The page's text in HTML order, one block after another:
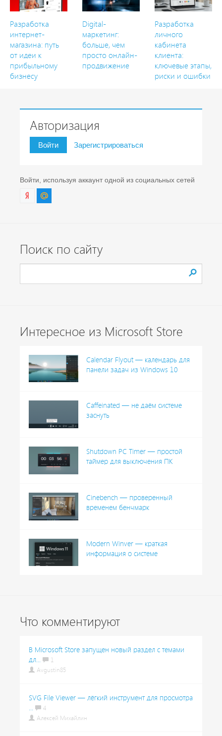
Разработка
интернет-
магазина: путь
от идеи к
прибыльному
бизнесу
Digital-
маркетинг:
больше, чем
просто онлайн-
продвижение
Разработка
личного
кабинета
клиента:
ключевые этапы,
риски и ошибки
Авторизация
Войти Зарегистрироваться
Войти, используя аккаунт одной из социальных сетей
Поиск по сайту
Интересное из Microsoft Store
Calendar Flyout — календарь для
панели задач из Windows 10
Caffeinated — не даём системе
заснуть
Shutdown PC Timer — простой
таймер для выключения ПК
Cinebench — проверенный
временем бенчмарк
Modern Winver — краткая
информация о системе
Что комментируют
В Microsoft Store запущен новый раздел с темами
дл...
1
Avgustin85
SVG File Viewer — лёгкий инструмент для просмотра
...
4
Алексей Михайлин